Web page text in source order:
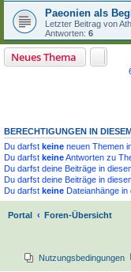
Paeonien als
Letzter Beitrag von
Antworten: 6
Neues Thema
BERECHTIGUNGEN IN
Du darfst keine neuen Themen
Du darfst keineAntworten zu
Du darfst deine Beiträge in
Du darfst deine Beiträge in
Du darfst keine Dateianhänge in
Portal Foren-Übersicht
Nutzungsbedingungen